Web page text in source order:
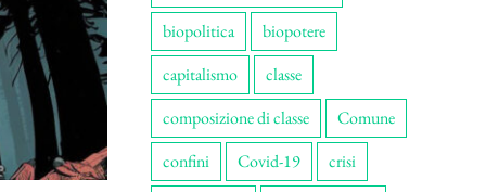
biopolitica
biopotere
capitalismo
classe
composizione di classe
Comune
confini
Covid-19
crisi